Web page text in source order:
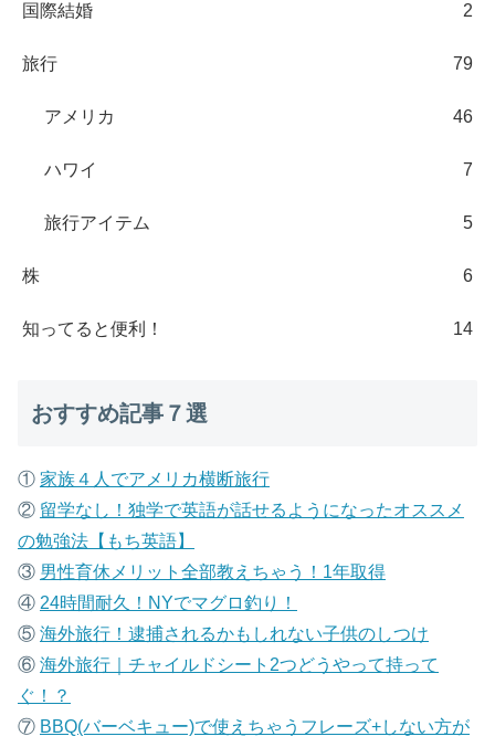
国際結婚 2
旅行 79
アメリカ 46
ハワイ 7
旅行アイテム 5
株 6
知ってると便利！ 14
おすすめ記事７選
① 家族４人でアメリカ横断旅行
② 留学なし！独学で英語が話せるようになったオススメ
の勉強法【もち英語】
③ 男性育休メリット全部教えちゃう！1年取得
④ 24時間耐久！NYでマグロ釣り！
⑤ 海外旅行！逮捕されるかもしれない子供のしつけ
⑥ 海外旅行｜チャイルドシート2つどうやって持って
ぐ！？
⑦ BBQ(バーベキュー)で使えちゃうフレーズ+しない方が